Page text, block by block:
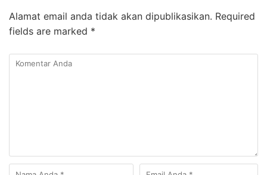
Alamat email anda tidak akan dipublikasikan. Required
fields are marked *